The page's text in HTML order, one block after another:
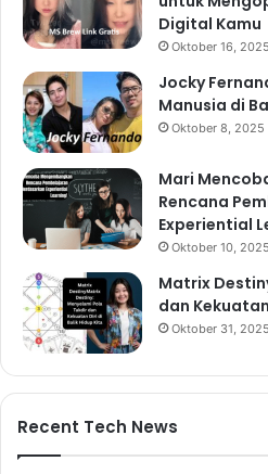
Digital Kamu
Oktober 16, 2025
Jocky
Manusia di
Oktober 8, 2025
Mari
Rencana
Experiential
Oktober 10, 2025
Matrix
dan
Oktober 31, 2025
Recent Tech News